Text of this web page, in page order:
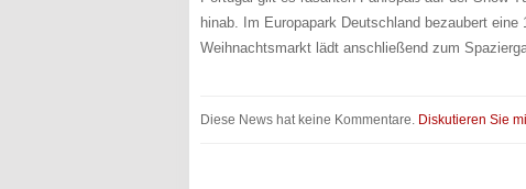
hinab. Im Europapark Deutschland bezaubert
Weihnachtsmarkt lädt anschließend zum
Diese News hat keine Kommentare. Diskutieren Sie